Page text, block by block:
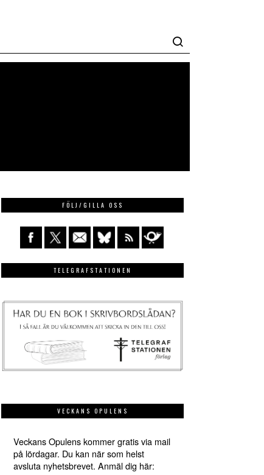
FÖLJ/GILLA OSS
TELEGRAFSTATIONEN
VECKANS OPULENS
Veckans Opulens kommer gratis via mail
på lördagar. Du kan när som helst
avsluta nyhetsbrevet. Anmäl dig här: